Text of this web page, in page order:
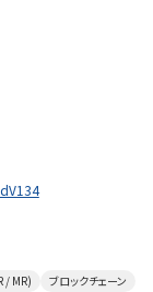
/ MR)
ブロックチェーン